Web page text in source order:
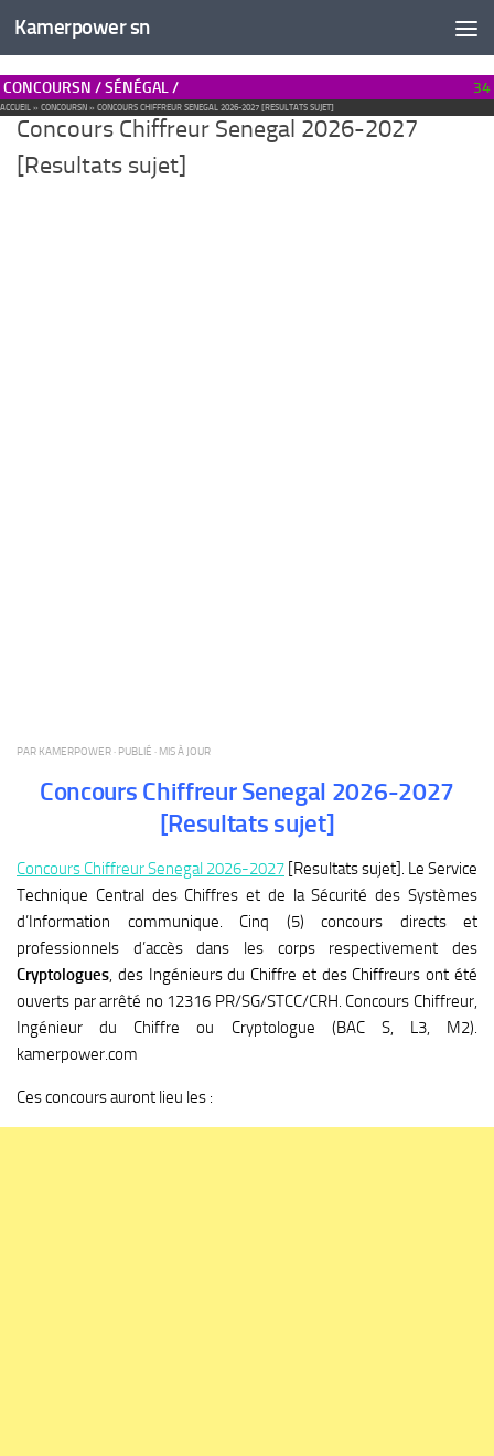
Kamerpower sn
CONCOURSN / SÉNÉGAL / 34
ACCUEIL » CONCOURSN » CONCOURS CHIFFREUR SENEGAL 2026-2027 [RESULTATS SUJET]
Concours Chiffreur Senegal 2026-2027
[Resultats sujet]
PAR KAMERPOWER· PUBLIÉ · MIS À JOUR
Concours Chiffreur Senegal 2026-2027
[Resultats sujet]
Concours Chiffreur Senegal 2026-2027 [Resultats sujet]. Le Service
Technique Central des Chiffres et de la Sécurité des Systèmes
d’Information communique. Cinq (5) concours directs et
professionnels d’accès dans les corps respectivement des
Cryptologues, des Ingénieurs du Chiffre et des Chiffreurs ont été
ouverts par arrêté no 12316 PR/SG/STCC/CRH. Concours Chiffreur,
Ingénieur du Chiffre ou Cryptologue (BAC S, L3, M2).
kamerpower.com
Ces concours auront lieu les :